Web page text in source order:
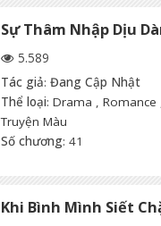
Sự Thâm Nhập Dịu
5.589
Tác giả: Đang Cập Nhật
Thể loại: Drama , Romance
Truyện Màu
Số chương: 41
Khi Bình Mình Siết